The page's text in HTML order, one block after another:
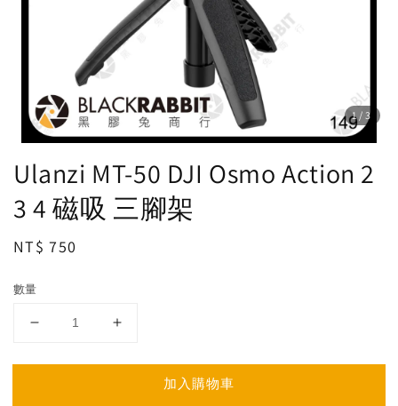
1 /3
Ulanzi MT-50 DJI Osmo Action 2
3 4 磁吸 三腳架
Regular
NT$ 750
數量
加入購物車